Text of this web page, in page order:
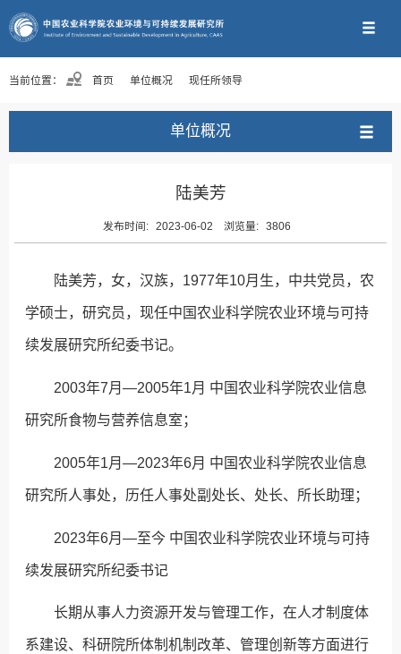
当前位置： 首页 单位概况 现任所领导
单位概况
陆美芳
发布时间: 2023-06-02 浏览量: 3806
陆美芳，女，汉族，1977年10月生，中共党员，农
学硕士，研究员，现任中国农业科学院农业环境与可持
续发展研究所纪委书记。
2003年7月—2005年1月 中国农业科学院农业信息
研究所食物与营养信息室；
2005年1月—2023年6月 中国农业科学院农业信息
研究所人事处，历任人事处副处长、处长、所长助理；
2023年6月—至今 中国农业科学院农业环境与可持
续发展研究所纪委书记
长期从事人力资源开发与管理工作，在人才制度体
系建设、科研院所体制机制改革、管理创新等方面进行